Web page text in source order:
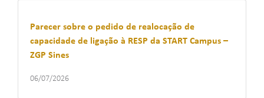
Parecer sobre o pedido de realocação de
capacidade de ligação à RESP da START Campus –
ZGP Sines
06/07/2026